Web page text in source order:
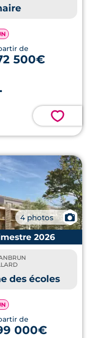
de
500€
💗
4 photos
📷
2026
des écoles
de
000€